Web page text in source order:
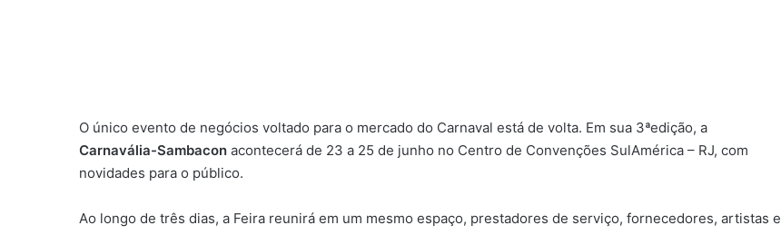
O único evento de negócios voltado para o mercado do Carnaval está de volta. Em sua 3ªedição, a
Carnavália-Sambacon acontecerá de 23 a 25 de junho no Centro de Convenções SulAmérica – RJ, com
novidades para o público.
Ao longo de três dias, a Feira reunirá em um mesmo espaço, prestadores de serviço, fornecedores, artistas e